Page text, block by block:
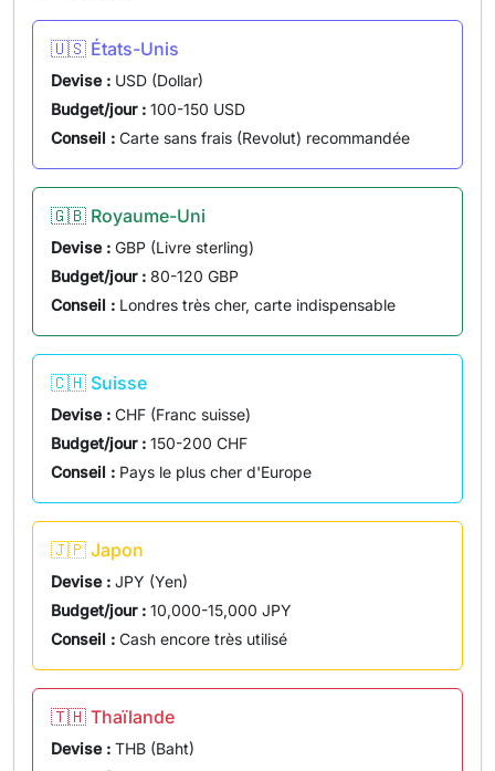
🇺🇸 États-Unis
Devise : USD (Dollar)
Budget/jour : 100-150 USD
Conseil : Carte sans frais (Revolut) recommandée
🇬🇧 Royaume-Uni
Devise : GBP (Livre sterling)
Budget/jour : 80-120 GBP
Conseil : Londres très cher, carte indispensable
🇨🇭 Suisse
Devise : CHF (Franc suisse)
Budget/jour : 150-200 CHF
Conseil : Pays le plus cher d'Europe
🇯🇵 Japon
Devise : JPY (Yen)
Budget/jour : 10,000-15,000 JPY
Conseil : Cash encore très utilisé
🇹🇭 Thaïlande
Devise : THB (Baht)